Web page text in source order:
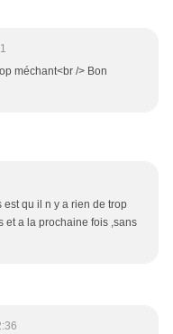
méchant<br /> Bon
qu il n y a rien de trop
et a la prochaine fois ,sans